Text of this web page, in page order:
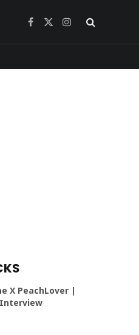
Facebook
X
Instagram
X PeachLover |